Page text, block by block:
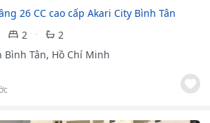
26 CC cao cấp Akari City Bình Tân
2
2
Bình Tân, Hồ Chí Minh